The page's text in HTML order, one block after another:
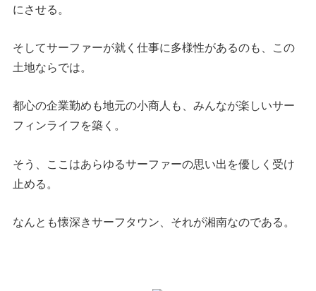
にさせる。
そしてサーファーが就く仕事に多様性があるのも、この
土地ならでは。
都心の企業勤めも地元の小商人も、みんなが楽しいサー
フィンライフを築く。
そう、ここはあらゆるサーファーの思い出を優しく受け
止める。
なんとも懐深きサーフタウン、それが湘南なのである。